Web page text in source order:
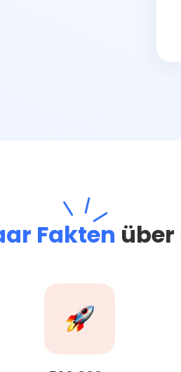
Fakten über